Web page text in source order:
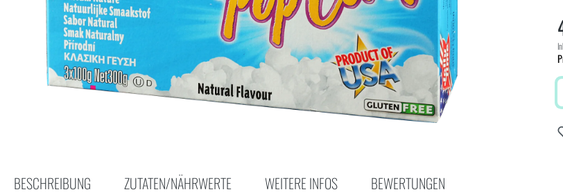
BESCHREIBUNG ZUTATEN/NÄHRWERTE WEITERE INFOS BEWERTUNGEN